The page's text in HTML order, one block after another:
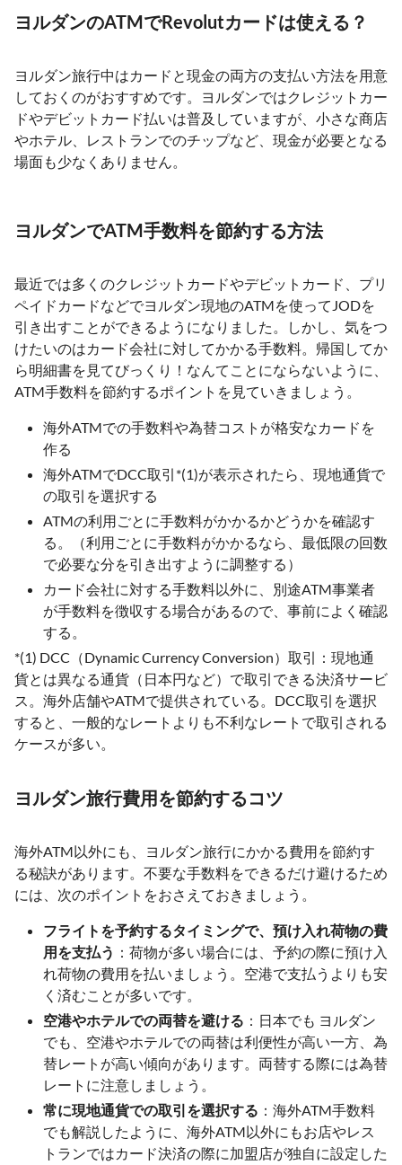
ヨルダンのATMでRevolutカードは使える？
ヨルダン旅行中はカードと現金の両方の支払い方法を用意
しておくのがおすすめです。ヨルダンではクレジットカー
ドやデビットカード払いは普及していますが、小さな商店
やホテル、レストランでのチップなど、現金が必要となる
場面も少なくありません。
ヨルダンでATM手数料を節約する方法
最近では多くのクレジットカードやデビットカード、プリ
ペイドカードなどでヨルダン現地のATMを使ってJODを
引き出すことができるようになりました。しかし、気をつ
けたいのはカード会社に対してかかる手数料。帰国してか
ら明細書を見てびっくり！なんてことにならないように、
ATM手数料を節約するポイントを見ていきましょう。
海外ATMでの手数料や為替コストが格安なカードを
作る
海外ATMでDCC取引*(1)が表示されたら、現地通貨で
の取引を選択する
ATMの利用ごとに手数料がかかるかどうかを確認す
る。（利用ごとに手数料がかかるなら、最低限の回数
で必要な分を引き出すように調整する）
カード会社に対する手数料以外に、別途ATM事業者
が手数料を徴収する場合があるので、事前によく確認
する。
*(1) DCC（Dynamic Currency Conversion）取引：現地通
貨とは異なる通貨（日本円など）で取引できる決済サービ
ス。海外店舗やATMで提供されている。DCC取引を選択
すると、一般的なレートよりも不利なレートで取引される
ケースが多い。
ヨルダン旅行費用を節約するコツ
海外ATM以外にも、ヨルダン旅行にかかる費用を節約す
る秘訣があります。不要な手数料をできるだけ避けるため
には、次のポイントをおさえておきましょう。
フライトを予約するタイミングで、預け入れ荷物の費
用を支払う ：荷物が多い場合には、予約の際に預け入
れ荷物の費用を払いましょう。空港で支払うよりも安
く済むことが多いです。
空港やホテルでの両替を避ける ：日本でも ヨルダン
でも、空港やホテルでの両替は利便性が高い一方、為
替レートが高い傾向があります。両替する際には為替
レートに注意しましょう。
常に現地通貨での取引を選択する ：海外ATM手数料
でも解説したように、海外ATM以外にもお店やレス
トランではカード決済の際に加盟店が独自に設定した